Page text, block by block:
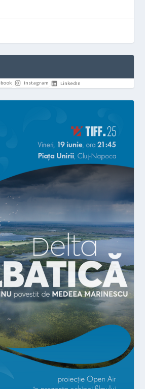
Instagram LinkedIn